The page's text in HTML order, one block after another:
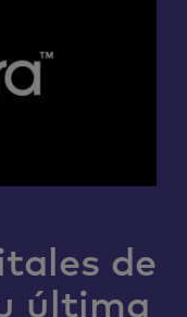
de
última